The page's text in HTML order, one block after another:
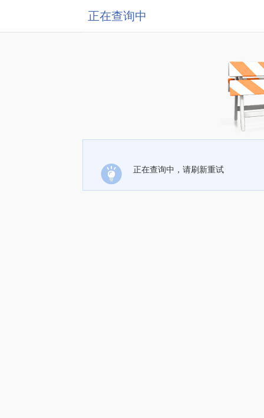
正在查询中
正在查询中，请刷新重试